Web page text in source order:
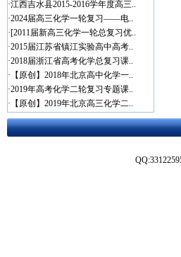
·江西吉水县2015-2016学年度高三..
·2024届高三化学一轮复习——电..
·[2011届新高三化学一轮总复习优..
·2015届江苏省镇江实验高中高考..
·2018届浙江省高考化学总复习课..
· 【原创】2018年北京高中化学一..
·2019年高考化学二轮复习专题课..
· 【原创】2019年北京高三化学二..